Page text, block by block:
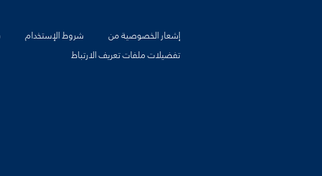
إشعار الخصوصية من شروط الإستخدام
تفضيلات ملفات تعريف الارتباط